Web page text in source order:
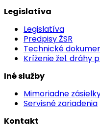
Legislatíva
Legislatíva
Predpisy ŽSR
Technické
Kríženie žel. dráhy
Iné služby
Mimoriadne
Servisné zariadenia
Kontakt